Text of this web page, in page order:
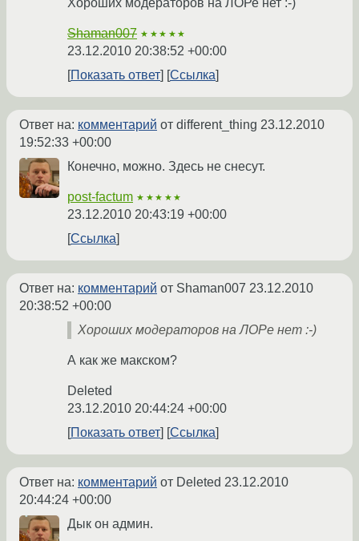
Хороших модераторов на ЛОРе нет :-)
Shaman007 ★★★★★
23.12.2010 20:38:52 +00:00
Показать ответ
Ссылка
Ответ на: комментарий от different_thing 23.12.2010
19:52:33 +00:00
Конечно, можно. Здесь не снесут.
post-factum ★★★★★
23.12.2010 20:43:19 +00:00
Ссылка
Ответ на: комментарий от Shaman007 23.12.2010
20:38:52 +00:00
Хороших модераторов на ЛОРе нет :-)
А как же макском?
Deleted
23.12.2010 20:44:24 +00:00
Показать ответ
Ссылка
Ответ на: комментарий от Deleted 23.12.2010
20:44:24 +00:00
Дык он админ.